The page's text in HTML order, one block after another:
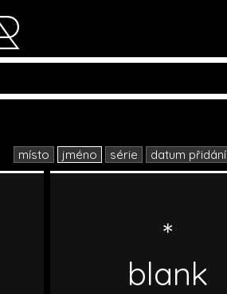
místo jméno série datum přidání
*
blank